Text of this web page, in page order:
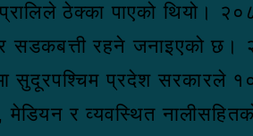
ठेक्का पाएको थियो।
सडकबत्ती रहने जनाइएको
सुदूरपश्चिम प्रदेश
मेडियन र व्यवस्थित